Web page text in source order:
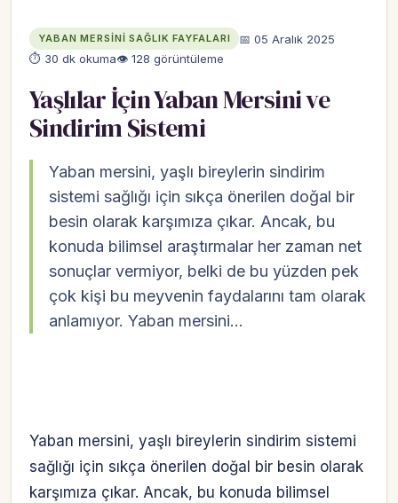
YABAN MERSINI SAĞLIK FAYFALARI
📅 05 Aralık 2025
⏱ 30 dk okuma👁 128 görüntüleme
Yaşlılar İçin Yaban Mersini ve
Sindirim Sistemi
Yaban mersini, yaşlı bireylerin sindirim
sistemi sağlığı için sıkça önerilen doğal bir
besin olarak karşımıza çıkar. Ancak, bu
konuda bilimsel araştırmalar her zaman net
sonuçlar vermiyor, belki de bu yüzden pek
çok kişi bu meyvenin faydalarını tam olarak
anlamıyor. Yaban mersini…
Yaban mersini, yaşlı bireylerin sindirim sistemi
sağlığı için sıkça önerilen doğal bir besin olarak
karşımıza çıkar. Ancak, bu konuda bilimsel